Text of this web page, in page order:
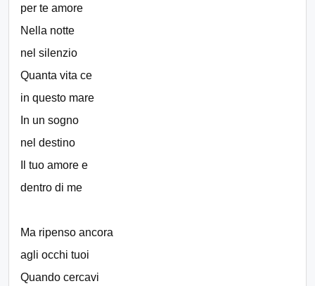
per te amore
Nella notte
nel silenzio
Quanta vita ce
in questo mare
In un sogno
nel destino
Il tuo amore e
dentro di me
Ma ripenso ancora
agli occhi tuoi
Quando cercavi